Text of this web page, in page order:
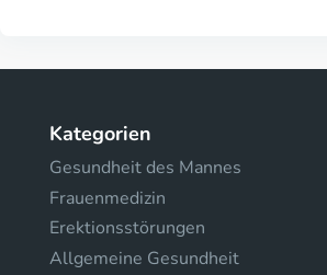
Kategorien
Gesundheit des Mannes
Frauenmedizin
Erektionsstörungen
Allgemeine Gesundheit